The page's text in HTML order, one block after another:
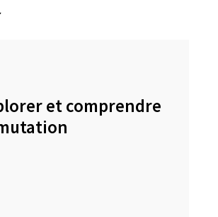
et comprendre